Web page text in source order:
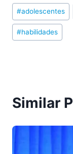
Post
Tags:
#adolescentes
#habilidades
Similar